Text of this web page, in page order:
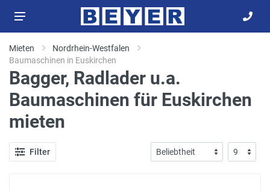
Mieten
Nordrhein-Westfalen
Baumaschinen in Euskirchen
Bagger, Radlader u.a.
Baumaschinen für Euskirchen
mieten
Filter